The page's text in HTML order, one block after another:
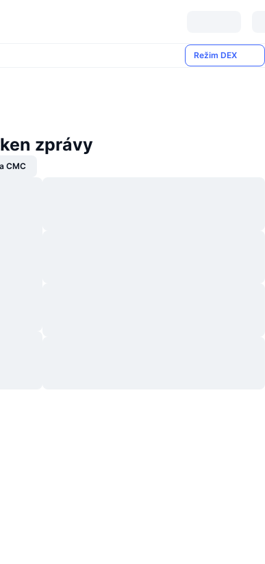
Režim DEX
zprávy
CMC